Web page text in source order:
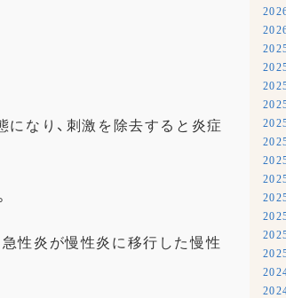
なり、 刺激を除去すると炎症
急性炎が慢性炎に移行した慢性